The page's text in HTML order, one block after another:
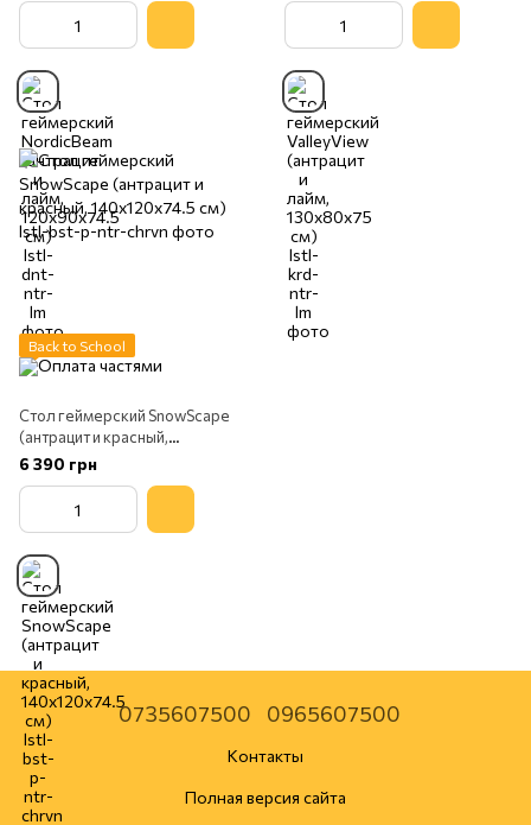
Back to School
Стол геймерский SnowScape
(антрацит и красный,
140х120х74.5 см)
6 390 грн
0735607500 0965607500
Контакты
Полная версия сайта